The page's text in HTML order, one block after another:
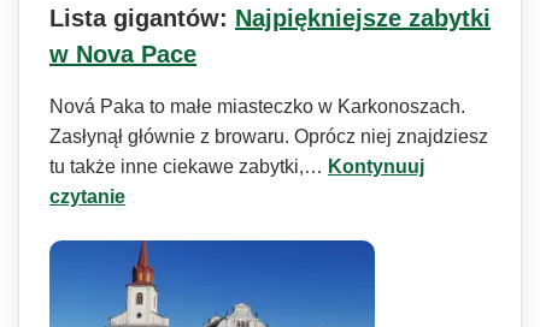
Lista gigantów: Najpiękniejsze zabytki
w Nova Pace
Nová Paka to małe miasteczko w Karkonoszach.
Zasłynął głównie z browaru. Oprócz niej znajdziesz
tu także inne ciekawe zabytki,… Kontynuuj
czytanie